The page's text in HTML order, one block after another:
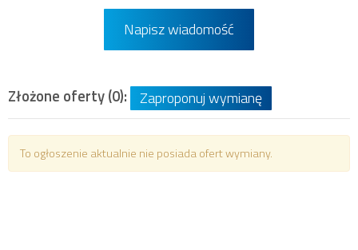
Napisz wiadomość
Złożone oferty (0): Zaproponuj wymianę
To ogłoszenie aktualnie nie posiada ofert wymiany.